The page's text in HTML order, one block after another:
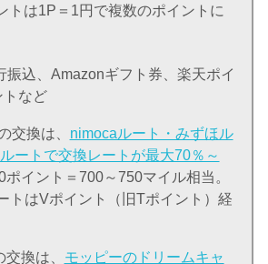
トは1P＝1円で複数のポイントに
振込、Amazonギフト券、楽天ポイ
トなど
交換は、 nimocaルート・みずほル
ートで交換レートが最大70％～
ポイント＝700～750マイル相当。
トはVポイント（旧Tポイント）経
換は、 モッピーのドリームキャ